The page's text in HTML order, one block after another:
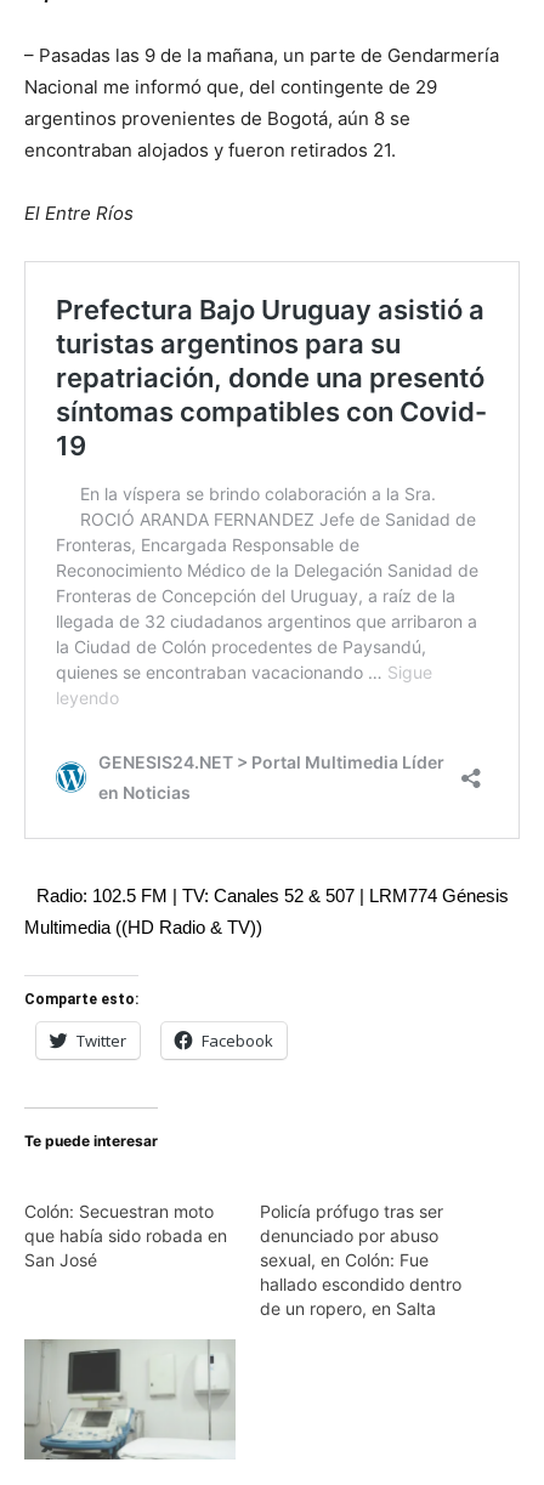
– Pasadas las 9 de la mañana, un parte de Gendarmería
Nacional me informó que, del contingente de 29
argentinos provenientes de Bogotá, aún 8 se
encontraban alojados y fueron retirados 21.
El Entre Ríos
Radio: 102.5 FM | TV: Canales 52 & 507 | LRM774 Génesis
Multimedia ((HD Radio & TV))
Comparte esto:
Twitter Facebook
Te puede interesar
Colón: Secuestran moto
que había sido robada en
San José
Policía prófugo tras ser
denunciado por abuso
sexual, en Colón: Fue
hallado escondido dentro
de un ropero, en Salta